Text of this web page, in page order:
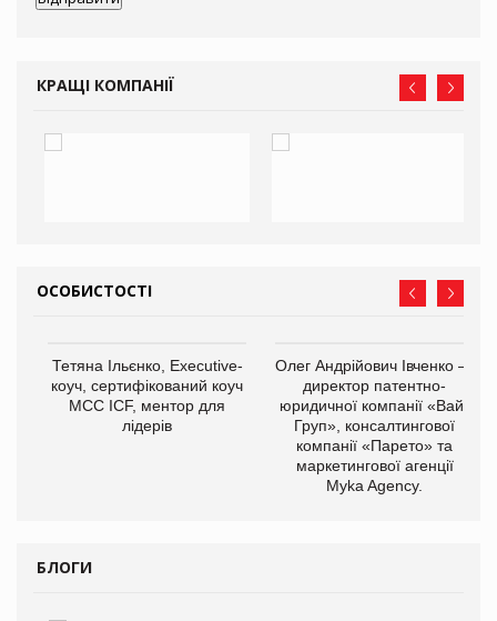
КРАЩІ КОМПАНІЇ
ОСОБИСТОСТІ
Тетяна Ільєнко, Executive-
коуч, сертифікований коуч
МСС ICF, ментор для
лідерів
Олег Андрійович Івченко —
директор патентно-
юридичної компанії «Вайз
Груп», консалтингової
компанії «Парето» та
маркетингової агенції
Myka Agency.
БЛОГИ